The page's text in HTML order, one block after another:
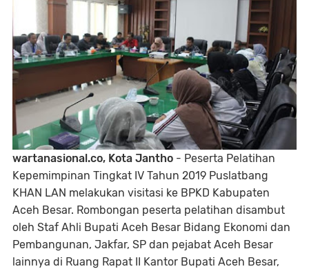
wartanasional.co, Kota Jantho - Peserta Pelatihan
Kepemimpinan Tingkat IV Tahun 2019 Puslatbang
KHAN LAN melakukan visitasi ke BPKD Kabupaten
Aceh Besar. Rombongan peserta pelatihan disambut
oleh Staf Ahli Bupati Aceh Besar Bidang Ekonomi dan
Pembangunan, Jakfar, SP dan pejabat Aceh Besar
lainnya di Ruang Rapat II Kantor Bupati Aceh Besar,